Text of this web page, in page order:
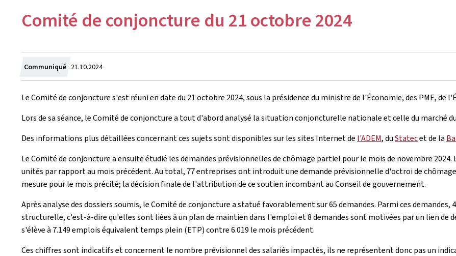
Comité de conjoncture du 21 octobre 2024
Communiqué Crée
le
21.10.2024
Le Comité de conjoncture s'est réuni en date du 21 octobre 2024, sous la présidence du ministre de l'Économie, des PME, de
Lors de sa séance, le Comité de conjoncture a tout d'abord analysé la situation conjoncturelle nationale et celle du marché
Des informations plus détaillées concernant ces sujets sont disponibles sur les sites Internet de l'ADEM, duStatecet de la
Le Comité de conjoncture a ensuite étudié les demandes prévisionnelles de chômage partiel pour le mois de novembre
unités par rapport au mois précédent. Au total, 77 entreprises ont introduit une demande prévisionnelle d'octroi de
mesure pour le mois précité; la décision finale de l'attribution de ce soutien incombant au Conseil de gouvernement.
Après analyse des dossiers soumis, le Comité de conjoncture a statué favorablement sur 65 demandes. Parmi ces
structurelle, c'est-à-dire qu'elles sont liées à un plan de maintien dans l'emploi et 8 demandes sont motivées par un lien de
s'élève à 7.149 emplois équivalent temps plein (ETP) contre 6.019 le mois précédent.
Ces chiffres sont indicatifs et concernent le nombre prévisionnel des salariés impactés, ils ne représentent donc pas un